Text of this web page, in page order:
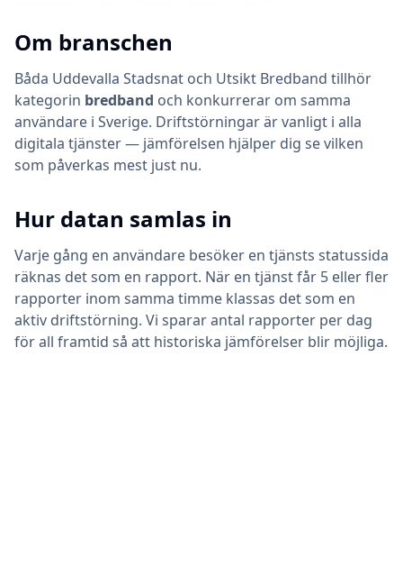
Om branschen
Båda Uddevalla Stadsnat och Utsikt Bredband tillhör
kategorin bredband och konkurrerar om samma
användare i Sverige. Driftstörningar är vanligt i alla
digitala tjänster — jämförelsen hjälper dig se vilken
som påverkas mest just nu.
Hur datan samlas in
Varje gång en användare besöker en tjänsts statussida
räknas det som en rapport. När en tjänst får 5 eller fler
rapporter inom samma timme klassas det som en
aktiv driftstörning. Vi sparar antal rapporter per dag
för all framtid så att historiska jämförelser blir möjliga.